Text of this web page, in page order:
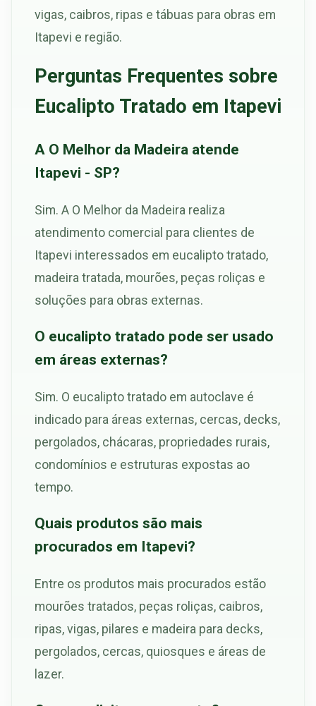
vigas, caibros, ripas e tábuas para obras em
Itapevi e região.
Perguntas Frequentes sobre
Eucalipto Tratado em Itapevi
A O Melhor da Madeira atende
Itapevi - SP?
Sim. A O Melhor da Madeira realiza
atendimento comercial para clientes de
Itapevi interessados em eucalipto tratado,
madeira tratada, mourões, peças roliças e
soluções para obras externas.
O eucalipto tratado pode ser usado
em áreas externas?
Sim. O eucalipto tratado em autoclave é
indicado para áreas externas, cercas, decks,
pergolados, chácaras, propriedades rurais,
condomínios e estruturas expostas ao
tempo.
Quais produtos são mais
procurados em Itapevi?
Entre os produtos mais procurados estão
mourões tratados, peças roliças, caibros,
ripas, vigas, pilares e madeira para decks,
pergolados, cercas, quiosques e áreas de
lazer.